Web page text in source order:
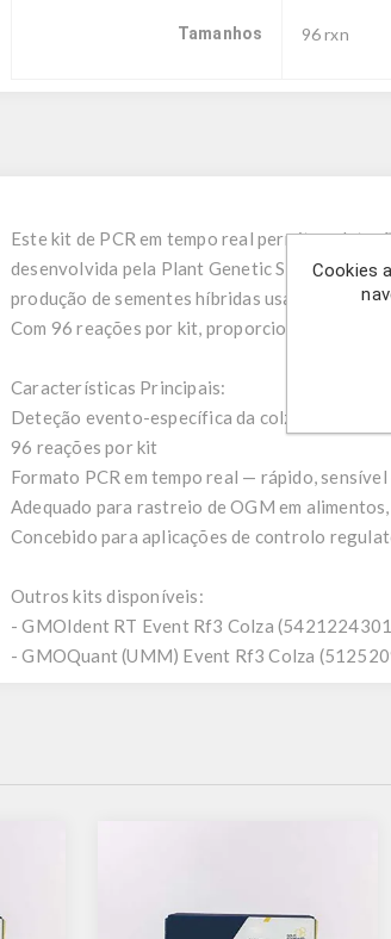
Tamanhos 96 rxn
Este kit de PCR em tempo real permite a
desenvolvida pela Plant Genetic Systems/
produção de sementes híbridas usando
Com 96 reações por kit, proporciona deteção
Características Principais:
Deteção evento-específica da colza Rf3
96 reações por kit
Formato PCR em tempo real — rápido,
Adequado para rastreio de OGM em
Concebido para aplicações de controlo
Outros kits disponíveis:
- GMOIdent RT Event Rf3 Colza
- GMOQuant (UMM) Event Rf3 Colza
Cookies